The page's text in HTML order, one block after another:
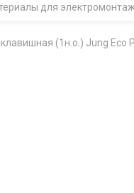
для
(1н.о.) Jung